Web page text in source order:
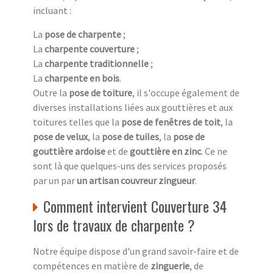
incluant :
La pose de charpente;
La charpente couverture;
La charpente traditionnelle;
La charpente en bois.
Outre la pose de toiture, il s'occupe également de
diverses installations liées aux gouttières et aux
toitures telles que la pose de fenêtres de toit, la
pose de velux, la pose de tuiles, la pose de
gouttière ardoiseet de gouttière en zinc. Ce ne
sont là que quelques-uns des services proposés
par un parun artisan couvreur zingueur.
Comment intervient Couverture 34
lors de travaux de charpente ?
Notre équipe dispose d'un grand savoir-faire et de
compétences en matière de zinguerie, de